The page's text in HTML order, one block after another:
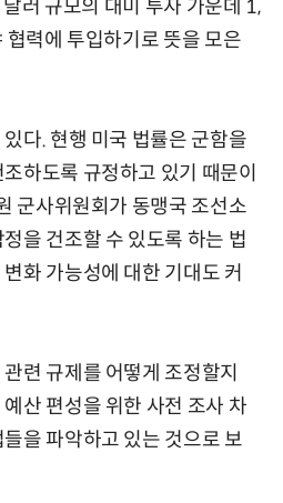
러 규모의 대미 투자 가운데 1,
력에 투입하기로 뜻을 모은
다. 현행 미국 법률은 군함을
하도록 규정하고 있기 때문이
군사위원회가 동맹국 조선소
을 건조할 수 있도록 하는 법
화 가능성에 대한 기대도 커
련 규제를 어떻게 조정할지
산 편성을 위한 사전 조사 차
을 파악하고 있는 것으로 보